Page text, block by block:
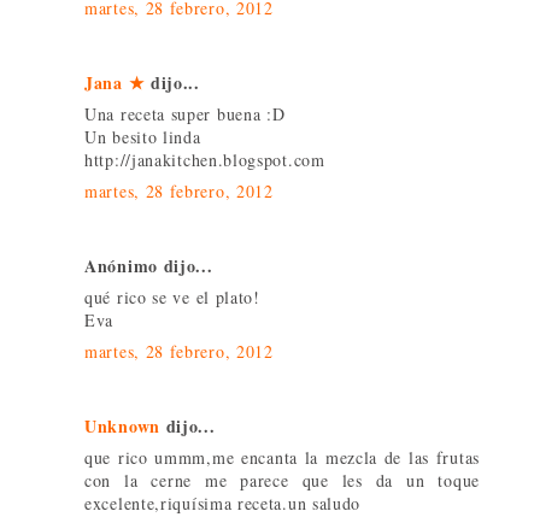
martes, 28 febrero, 2012
Jana ★ dijo...
Una receta super buena :D
Un besito linda
http://janakitchen.blogspot.com
martes, 28 febrero, 2012
Anónimo dijo...
qué rico se ve el plato!
Eva
martes, 28 febrero, 2012
Unknown dijo...
que rico ummm,me encanta la mezcla de las frutas
con la cerne me parece que les da un toque
excelente,riquísima receta.un saludo